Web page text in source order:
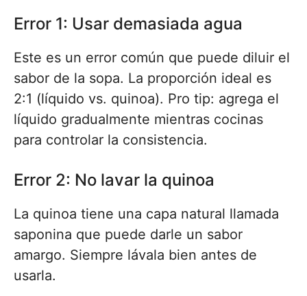
Error 1: Usar demasiada agua
Este es un error común que puede diluir el
sabor de la sopa. La proporción ideal es
2:1 (líquido vs. quinoa). Pro tip: agrega el
líquido gradualmente mientras cocinas
para controlar la consistencia.
Error 2: No lavar la quinoa
La quinoa tiene una capa natural llamada
saponina que puede darle un sabor
amargo. Siempre lávala bien antes de
usarla.